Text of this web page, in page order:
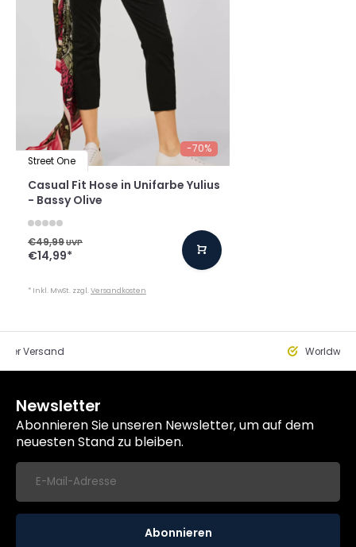
-70%
Street One
Casual Fit Hose in Unifarbe Yulius
- Bassy Olive
€49,99UVP
€14,99*
* Inkl. MwSt. zzgl.Versandkosten
Versand
Newsletter
Abonnieren Sie unseren Newsletter, um auf dem
neuesten Stand zu bleiben.
Abonnieren